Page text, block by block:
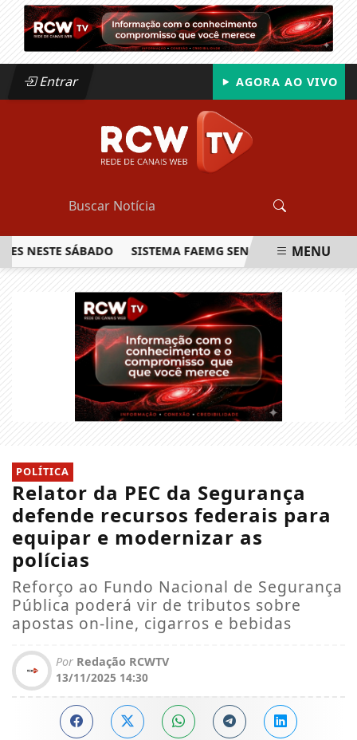
Entrar AGORA AO VIVO
SÁBADO SISTEMA FAEMG SENAR LANÇA O PRIMEIRO
MENU
POLÍTICA
Relator da PEC da Segurança
defende recursos federais para
equipar e modernizar as
polícias
Reforço ao Fundo Nacional de Segurança
Pública poderá vir de tributos sobre
apostas on-line, cigarros e bebidas
Por Redação RCWTV
13/11/2025 14:30